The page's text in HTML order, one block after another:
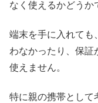
なく使えるかどうか
端末を手に入れても
わなかったり、保証
使えません。
特に親の携帯として